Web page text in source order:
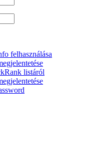
felhasználása
listáról